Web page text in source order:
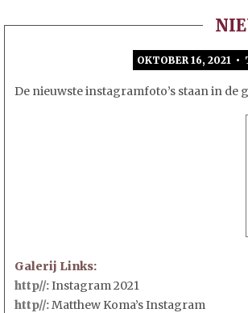
OKTOBER 16, 2021 •
De nieuwste instagramfoto’s staan in de
Galerij Links:
http//:Instagram 2021
http//:Matthew Koma’s Instagram